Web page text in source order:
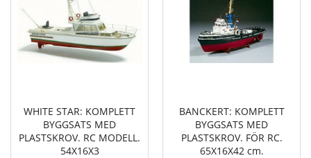
WHITE STAR: KOMPLETT
BYGGSATS MED
PLASTSKROV. RC MODELL.
54X16X3
BANCKERT: KOMPLETT
BYGGSATS MED
PLASTSKROV. FÖR RC.
65X16X42 cm.